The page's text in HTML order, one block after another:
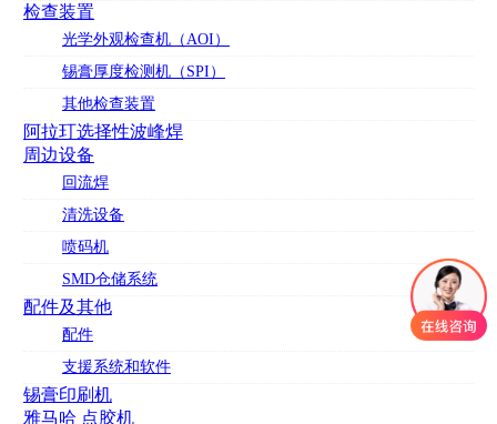
检查装置
光学外观检查机（AOI）
锡膏厚度检测机（SPI）
其他检查装置
阿拉玎选择性波峰焊
周边设备
回流焊
清洗设备
喷码机
SMD仓储系统
配件及其他
配件
支援系统和软件
锡膏印刷机
雅马哈 点胶机